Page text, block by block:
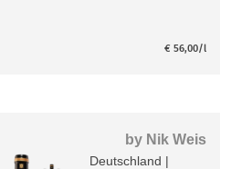
€ 56,00/l
by Nik Weis
Deutschland |